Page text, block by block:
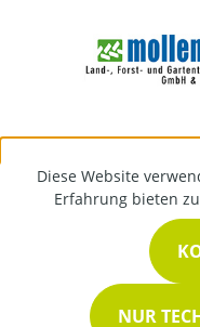
Diese Website
Erfahrung bieten
NUR